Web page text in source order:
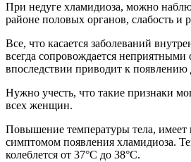
При недуге хламидиоза, можно
районе половых органов, слабость и
Все, что касается заболеваний
всегда сопровождается
впоследствии приводит к появлению
Нужно учесть, что такие признаки
всех женщин.
Повышение температуры тела, имеет
симптомом появления хламидиоза.
колеблется от 37°C до 38°C.